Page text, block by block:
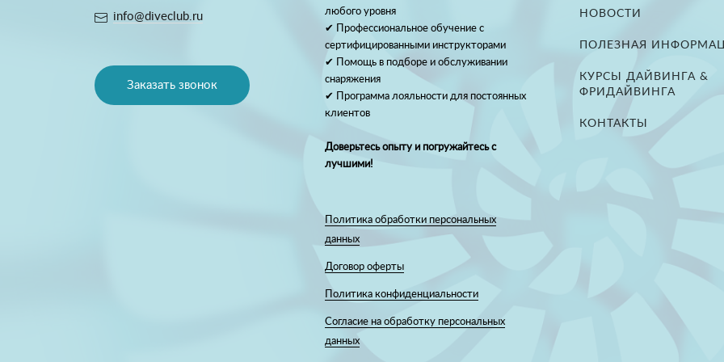
info@diveclub.ru
Заказать звонок
любого уровня
✔ Профессиональное обучение с
сертифицированными инструкторами
✔ Помощь в подборе и обслуживании
снаряжения
✔ Программа лояльности для постоянных
клиентов
Доверьтесь опыту и погружайтесь с
лучшими!
Политика обработки персональных
данных
Договор оферты
Политика конфиденциальности
Согласие на обработку персональных
данных
НОВОСТИ
ПОЛЕЗНАЯ
КУРСЫ ДАЙВИНГА &
ФРИДАЙВИНГА
КОНТАКТЫ